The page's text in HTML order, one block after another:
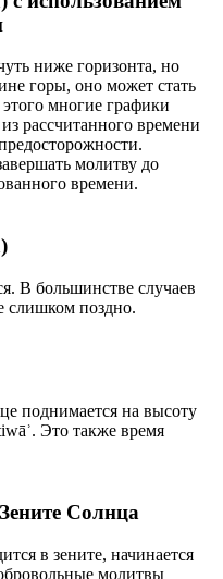
ниже горизонта, но
горы, оно может стать
многие графики
рассчитанного времени
молитву до
времени.
В большинстве случаев
поздно.
поднимается на высоту
Это также время
Солнца
в зените, начинается
молитвы